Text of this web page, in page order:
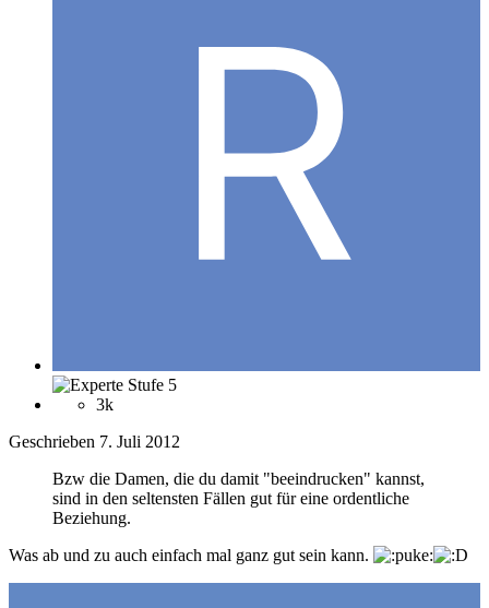
3k
Geschrieben 7. Juli 2012
Bzw die Damen, die du damit "beeindrucken" kannst,
sind in den seltensten Fällen gut für eine ordentliche
Beziehung.
Was ab und zu auch einfach mal ganz gut sein kann.